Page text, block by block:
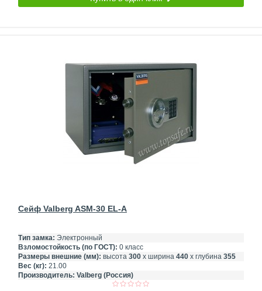
Сейф Valberg ASM-30 EL-A
Тип замка: Электронный
Взломостойкость (по ГОСТ): 0 класс
Размеры внешние (мм): высота 300 х ширина 440 х глубина 355
Вес (кг): 21.00
Производитель: Valberg (Россия)